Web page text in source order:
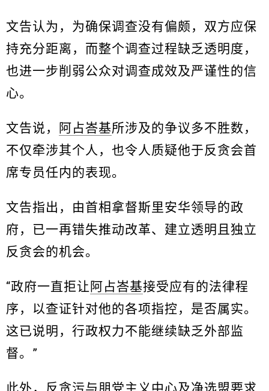
文告认为，为确保调查没有偏颇，双方应保
持充分距离，而整个调查过程缺乏透明度，
也进一步削弱公众对调查成效及严谨性的信
心。
文告说， 阿占峇基所涉及的争议多不胜数，
不仅牵涉其个人，也令人质疑他于反贪会首
席专员任内的表现。
文告指出，由首相拿督斯里安华领导的政
府，已一再错失推动改革、建立透明且独立
反贪会的机会。
“政府一直拒让 阿占峇基接受应有的法律程
序，以查证针对他的各项指控，是否属实。
这已说明，行政权力不能继续缺乏外部监
督。”